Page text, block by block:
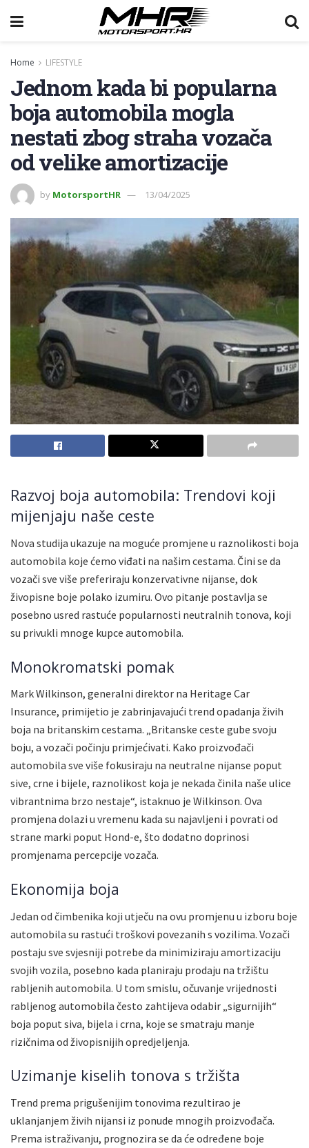
Home LIFESTYLE
Jednom kada bi popularna
boja automobila mogla
nestati zbog straha vozača
od velike amortizacije
by MotorsportHR 13/04/2025
Razvoj boja automobila: Trendovi koji
mijenjaju naše ceste
Nova studija ukazuje na moguće promjene u raznolikosti boja
automobila koje ćemo viđati na našim cestama. Čini se da
vozači sve više preferiraju konzervativne nijanse, dok
živopisne boje polako izumiru. Ovo pitanje postavlja se
posebno usred rastuće popularnosti neutralnih tonova, koji
su privukli mnoge kupce automobila.
Monokromatski pomak
Mark Wilkinson, generalni direktor na Heritage Car
Insurance, primijetio je zabrinjavajući trend opadanja živih
boja na britanskim cestama. „Britanske ceste gube svoju
boju, a vozači počinju primjećivati. Kako proizvođači
automobila sve više fokusiraju na neutralne nijanse poput
sive, crne i bijele, raznolikost koja je nekada činila naše ulice
vibrantnima brzo nestaje“, istaknuo je Wilkinson. Ova
promjena dolazi u vremenu kada su najavljeni i povrati od
strane marki poput Hond-e, što dodatno doprinosi
promjenama percepcije vozača.
Ekonomija boja
Jedan od čimbenika koji utječu na ovu promjenu u izboru boje
automobila su rastući troškovi povezanih s vozilima. Vozači
postaju sve svjesniji potrebe da minimiziraju amortizaciju
svojih vozila, posebno kada planiraju prodaju na tržištu
rabljenih automobila. U tom smislu, očuvanje vrijednosti
rabljenog automobila često zahtijeva odabir „sigurnijih“
boja poput siva, bijela i crna, koje se smatraju manje
rizičnima od živopisnijih opredjeljenja.
Uzimanje kiselih tonova s tržišta
Trend prema prigušenijim tonovima rezultirao je
uklanjanjem živih nijansi iz ponude mnogih proizvođača.
Prema istraživanju, prognozira se da će određene boje